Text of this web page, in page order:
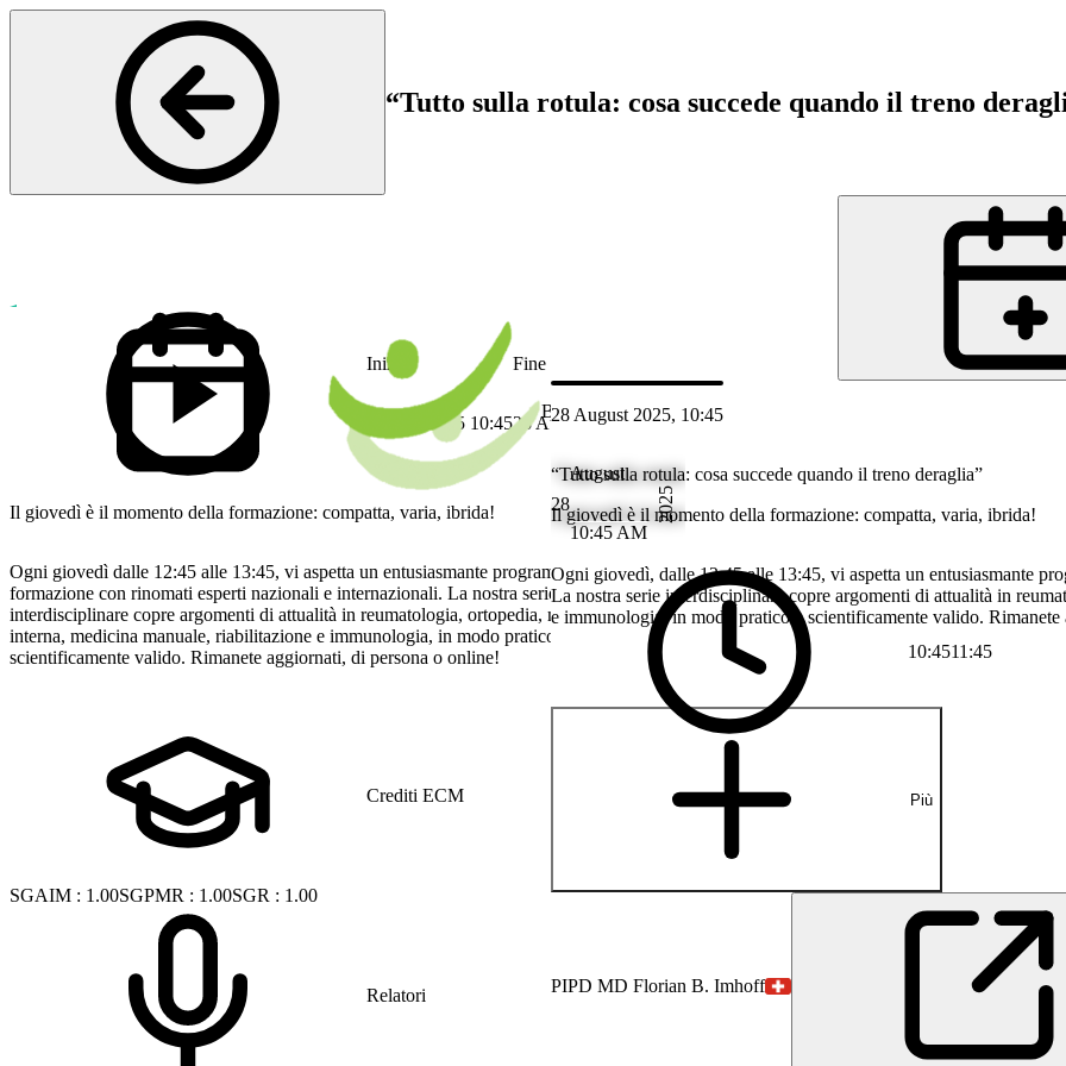
“Tutto sulla rotula: cosa succede quando il treno
Bethesda Spital
Inizio
28 Aug 2025 10:45
Fine
28 Aug 2025 11:45
Il giovedì è il momento della formazione: compatta, varia, ibrida!
Ogni giovedì dalle 12:45 alle 13:45, vi aspetta un entusiasmante programma di
formazione con rinomati esperti nazionali e internazionali. La nostra serie
interdisciplinare copre argomenti di attualità in reumatologia, ortopedia, medicina
interna, medicina manuale, riabilitazione e immunologia, in modo pratico e
scientificamente valido. Rimanete aggiornati, di persona o online!
Crediti ECM
SGAIM : 1.00SGPMR : 1.00SGR : 1.00
Relatori
28 August 2025, 10:45
28
August
10:45 AM
2025
10:4511:45
“Tutto sulla rotula: cosa succede quando il treno deraglia”
Il giovedì è il momento della formazione: compatta, varia, ibrida!
Ogni giovedì, dalle 12:45 alle 13:45, vi aspetta un entusiasmante
La nostra serie interdisciplinare copre argomenti di attualità in
e immunologia, in modo pratico e scientificamente valido.
Più
PIPD MD Florian B. Imhoff